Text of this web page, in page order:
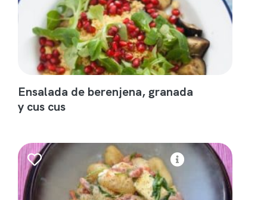
Ensalada de berenjena, granada
y cus cus